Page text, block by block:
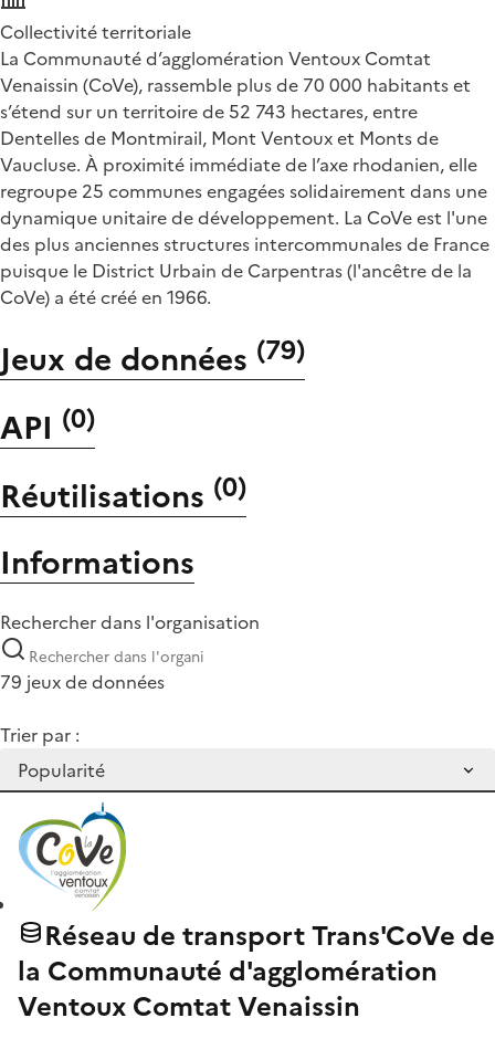
Collectivité territoriale
La Communauté d’agglomération Ventoux Comtat
Venaissin (CoVe), rassemble plus de 70 000 habitants et
s’étend sur un territoire de 52 743 hectares, entre
Dentelles de Montmirail, Mont Ventoux et Monts de
Vaucluse. À proximité immédiate de l’axe rhodanien, elle
regroupe 25 communes engagées solidairement dans une
dynamique unitaire de développement. La CoVe est l'une
des plus anciennes structures intercommunales de France
puisque le District Urbain de Carpentras (l'ancêtre de la
CoVe) a été créé en 1966.
Jeux de données (79)
API (0)
Réutilisations (0)
Informations
Rechercher dans l'organisation
79 jeux de données
Trier par :
Réseau de transport Trans'CoVe de
la Communauté d'agglomération
Ventoux Comtat Venaissin